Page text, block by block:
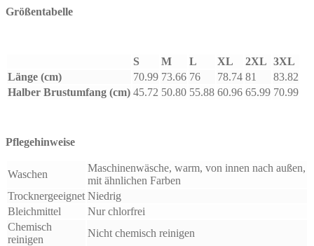
Größentabelle
S M L XL 2XL 3XL
Länge (cm)
70.99 73.66 76 78.74 81
83.82
Halber Brustumfang (cm) 45.72 50.80 55.88 60.96 65.99 70.99
Pflegehinweise
Waschen
Maschinenwäsche, warm, von innen nach außen,
mit ähnlichen Farben
Trocknergeeignet Niedrig
Bleichmittel
Nur chlorfrei
Chemisch
reinigen
Nicht chemisch reinigen